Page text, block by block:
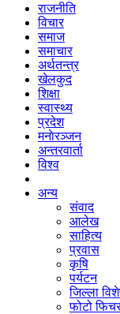
राजनीति
विचार
समाज
समाचार
अर्थतन्त्र
खेलकुद
शिक्षा
स्वास्थ्य
प्रदेश
मनाेरञ्जन
अन्तरवार्ता
विश्व
अन्य
संवाद
आलेख
साहित्य
प्रवास
कृषि
पर्यटन
जिल्ला
फोटो